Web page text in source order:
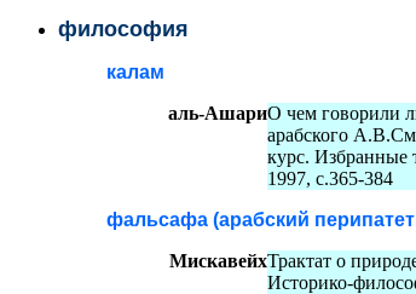
философия
калам
аль-АшариО чем говорили
арабского
курс. Избранные
1997, с.365-384
фальсафа (арабский
МискавейхТрактат о
Историко-